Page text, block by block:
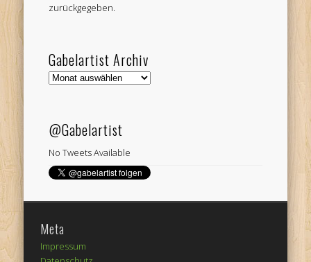
zurückgegeben.
Gabelartist Archiv
Gabelartist
@Gabelartist
No Tweets Available
Meta
Impressum